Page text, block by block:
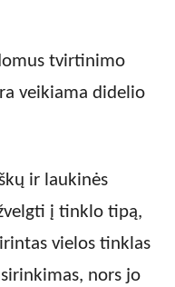
tvirtinimo
veikiama didelio
ir laukinės
į tinklo tipą,
vielos tinklas
nors jo